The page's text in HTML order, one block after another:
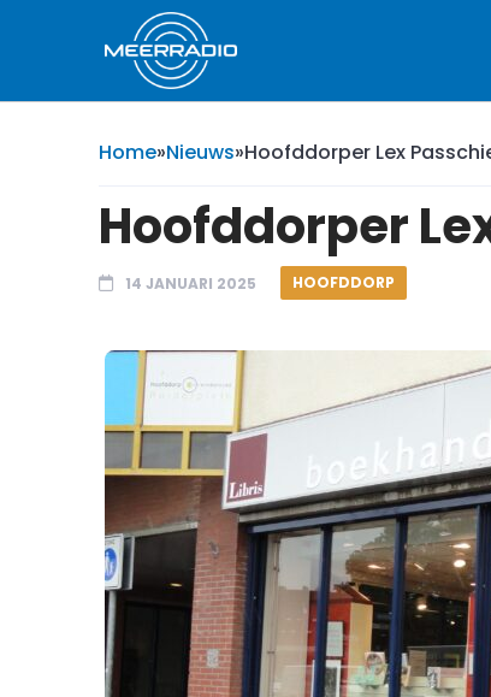
Home»Nieuws»Hoofddorper Lex
Hoofddorper
14 JANUARI 2025 HOOFDDORP